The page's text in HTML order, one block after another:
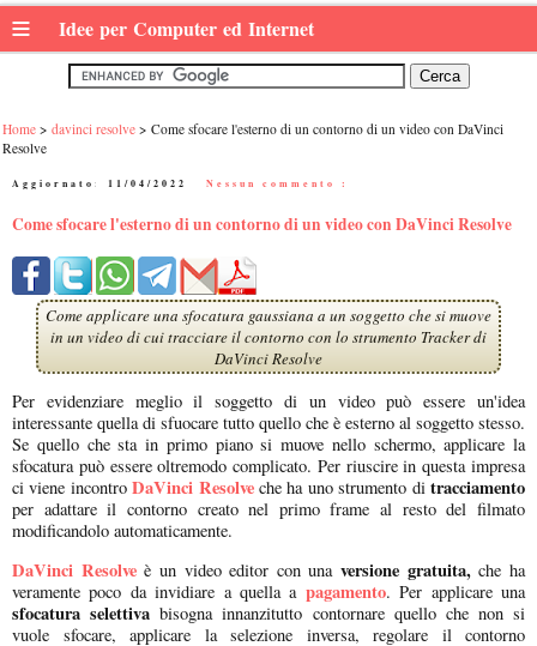
≡ Idee per Computer ed Internet
Home davinci resolve
Come sfocare l'esterno di un contorno di un video con DaVinci
Resolve
Aggiornato: 11/04/2022 Nessun commento :
Come sfocare l'esterno di un contorno di un video con DaVinci Resolve
Come applicare una sfocatura gaussiana a un soggetto che si muove
in un video di cui tracciare il contorno con lo strumento Tracker di
DaVinci Resolve
Per evidenziare meglio il soggetto di un video può essere un'idea
interessante quella di sfuocare tutto quello che è esterno al soggetto stesso.
Se quello che sta in primo piano si muove nello schermo, applicare la
sfocatura può essere oltremodo complicato. Per riuscire in questa impresa
ci viene incontroDaVinci Resolveche ha uno strumento ditracciamento
per adattare il contorno creato nel primo frame al resto del filmato
modificandolo automaticamente.
DaVinci Resolveè un video editor con unaversione gratuita,che ha
veramente poco da invidiare a quella a pagamento. Per applicare una
sfocatura selettiva bisogna innanzitutto contornare quello che non si
vuole sfocare, applicare la selezione inversa, regolare il contorno